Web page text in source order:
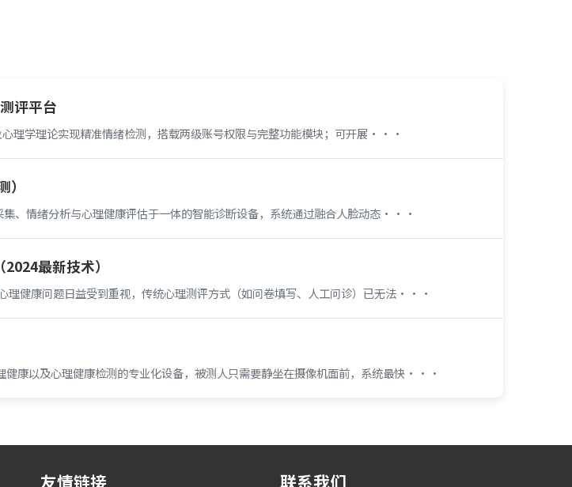
评平台
理学理论实现精准情绪检测，搭载两级账号权限与完整功能模块；可开展···
、情绪分析与心理健康评估于一体的智能诊断设备，系统通过融合人脸动态···
最新技术）
健康问题日益受到重视，传统心理测评方式（如问卷填写、人工问诊）已无法···
康以及心理健康检测的专业化设备，被测人只需要静坐在摄像机面前，系统最快···
友情链接 联系我们